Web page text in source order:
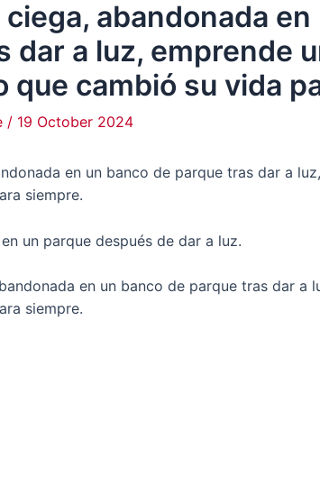
abandonada
dar a luz, emprende
que cambió su vida
/ 19 October 2024
en un banco de parque tras dar a
siempre.
un parque después de dar a luz.